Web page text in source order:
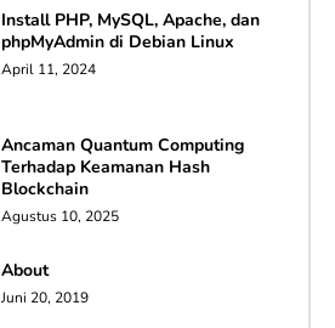
Install PHP, MySQL, Apache, dan
phpMyAdmin di Debian Linux
April 11, 2024
Ancaman Quantum Computing
Terhadap Keamanan Hash
Blockchain
Agustus 10, 2025
About
Juni 20, 2019